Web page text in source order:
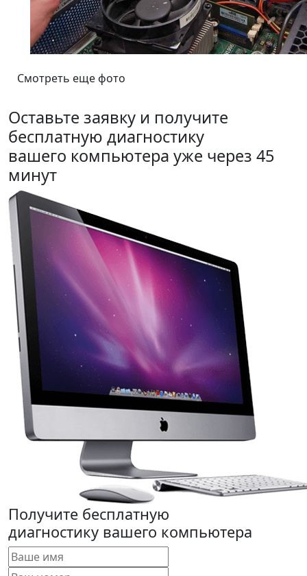
Смотреть еще фото
Оставьте заявку и получите
бесплатную диагностику
вашего компьютера уже через 45
минут
Получите бесплатную
диагностику вашего компьютера